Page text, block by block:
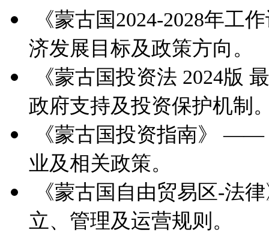
《蒙古国2024-2028年
济发展目标及政策方向。
《蒙古国投资法 2024版
政府支持及投资保护机制
《蒙古国投资指南》 ——
业及相关政策。
《蒙古国自由贸易区-法
立、管理及运营规则。